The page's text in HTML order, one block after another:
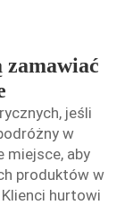
jeśli
w
miejsce, aby
produktów w
hurtowi